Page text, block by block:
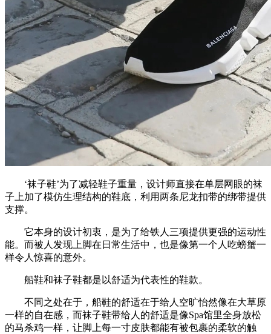
‘袜子鞋’为了减轻鞋子重量，设计师直接在单层网眼的袜
子上加了模仿生理结构的鞋底，利用两条尼龙扣带的绑带提供
支撑。
它本身的设计初衷，是为了给铁人三项提供更强的运动性
能。而被人发现上脚在日常生活中，也是像第一个人吃螃蟹一
样令人惊喜的意外。
船鞋和袜子鞋都是以舒适为代表性的鞋款。
不同之处在于，船鞋的舒适在于给人空旷怡然像在大草原
一样的自在感，而袜子鞋带给人的舒适是像Spa馆里全身放松
的马杀鸡一样，让脚上每一寸皮肤都能有被包裹的柔软的触